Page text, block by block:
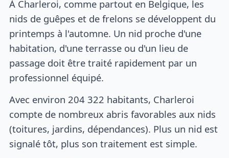
À Charleroi, comme partout en Belgique, les
nids de guêpes et de frelons se développent du
printemps à l'automne. Un nid proche d'une
habitation, d'une terrasse ou d'un lieu de
passage doit être traité rapidement par un
professionnel équipé.
Avec environ 204 322 habitants, Charleroi
compte de nombreux abris favorables aux nids
(toitures, jardins, dépendances). Plus un nid est
signalé tôt, plus son traitement est simple.